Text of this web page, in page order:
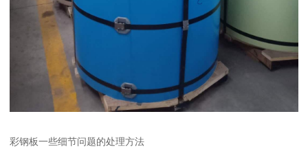
彩钢板一些细节问题的处理方法